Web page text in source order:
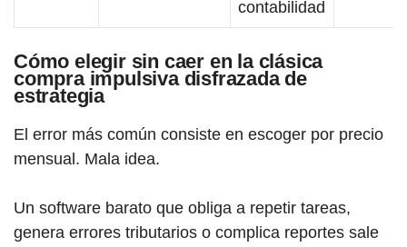
contabilidad
Cómo elegir sin caer en la clásica
compra impulsiva disfrazada de
estrategia
El error más común consiste en escoger por precio
mensual. Mala idea.
Un software barato que obliga a repetir tareas,
genera errores tributarios o complica reportes sale